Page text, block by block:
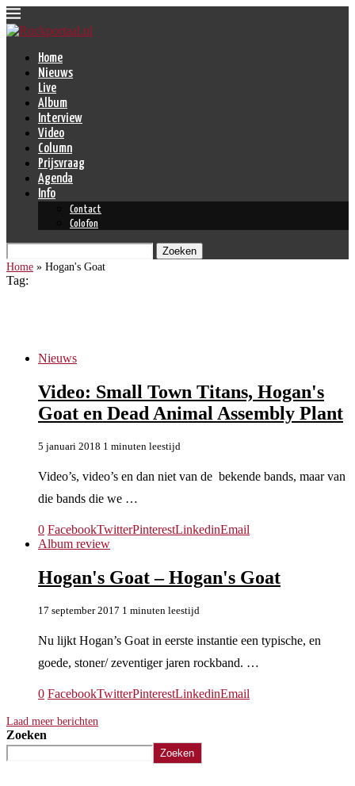
Home
Nieuws
Live
Album
Interview
Video
Column
Prijsvraag
Agenda
Info
Contact
Colofon
Zoeken
Home » Hogan's Goat
Tag:
Nieuws
Video: Small Town Titans, Hogan's
Goat en Dead Animal Assembly Plant
5 januari 2018 1 minuten leestijd
Video’s, video’s en dan niet van de bekende bands, maar van
die bands die we …
0 FacebookTwitterPinterestLinkedinEmail
Album review
Hogan's Goat – Hogan's Goat
17 september 2017 1 minuten leestijd
Nu lijkt Hogan’s Goat in eerste instantie een typische, en
goede, stoner/ zeventiger jaren rockband. …
0 FacebookTwitterPinterestLinkedinEmail
Laad meer berichten
Zoeken
Zoeken